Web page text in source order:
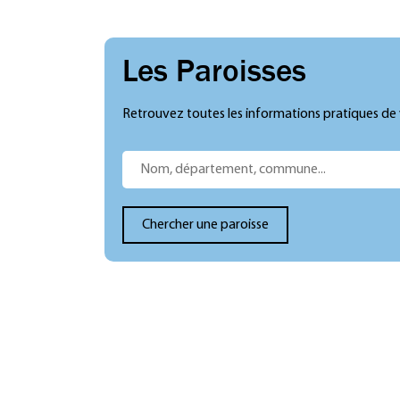
Les Paroisses
Retrouvez toutes les informations pratiques de